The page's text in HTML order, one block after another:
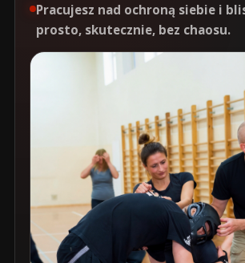
Pracujesz nad ochroną siebie i
prosto, skutecznie, bez chaosu.